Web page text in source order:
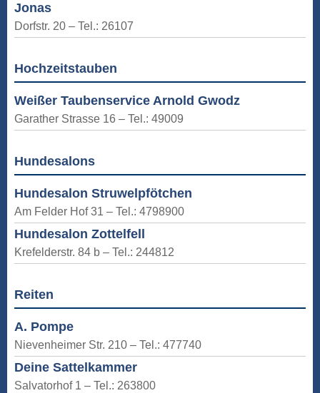
Jonas
Dorfstr. 20 – Tel.: 26107
Hochzeitstauben
Weißer Taubenservice Arnold Gwodz
Garather Strasse 16 – Tel.: 49009
Hundesalons
Hundesalon Struwelpfötchen
Am Felder Hof 31 – Tel.: 4798900
Hundesalon Zottelfell
Krefelderstr. 84 b – Tel.: 244812
Reiten
A. Pompe
Nievenheimer Str. 210 – Tel.: 477740
Deine Sattelkammer
Salvatorhof 1 – Tel.: 263800